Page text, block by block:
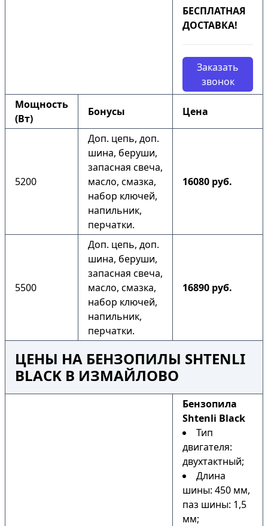
БЕСПЛАТНАЯ
ДОСТАВКА!
Заказать
звонок
Мощность
(Вт)
Бонусы Цена
5200
Доп. цепь, доп.
шина, беруши,
запасная свеча,
масло, смазка,
набор ключей,
напильник,
перчатки.
16080 руб.
5500
Доп. цепь, доп.
шина, беруши,
запасная свеча,
масло, смазка,
набор ключей,
напильник,
перчатки.
16890 руб.
ЦЕНЫ НА БЕНЗОПИЛЫ SHTENLI
BLACK В ИЗМАЙЛОВО
Бензопила
Shtenli Black
Тип
двигателя:
двухтактный;
Длина
шины: 450 мм,
паз шины: 1,5
мм;